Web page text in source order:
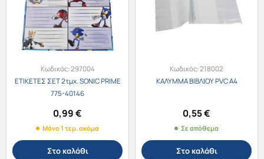
Κωδικός:297004
ΕΤΙΚΕΤΕΣ ΣΕΤ 2τμχ. SONIC PRIME
775-40146
0,99€
Μόνο 1 τεμ. ακόμα
Στο καλάθι
Κωδικός:218002
ΚΑΛΥΜΜΑ ΒΙΒΛΙΟΥ PVC Α4
0,55€
Σε απόθεμα
Στο καλάθι